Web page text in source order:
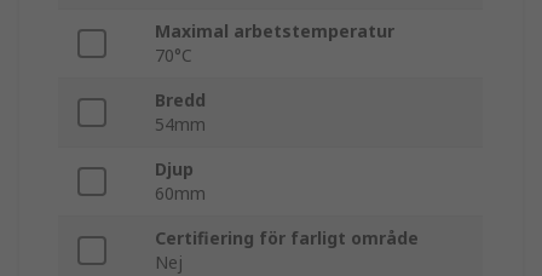
Maximal arbetstemperatur
70°C
Bredd
54mm
Djup
60mm
Certifiering för farligt område
Nej